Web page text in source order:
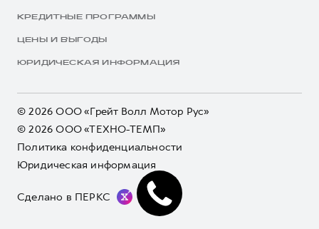
КРЕДИТНЫЕ ПРОГРАММЫ
ЦЕНЫ И ВЫГОДЫ
ЮРИДИЧЕСКАЯ ИНФОРМАЦИЯ
© 2026 ООО «Грейт Волл Мотор Рус»
© 2026 ООО «ТЕХНО-ТЕМП»
Политика конфиденциальности
Юридическая информация
Сделано в ПЕРКС